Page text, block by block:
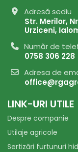
Adresă sediu
Str. Merilor,
Urziceni,
Număr de
0758 306 228
Adresa de
LINK-URI UTILE
Despre companie
Utilaje agricole
Sertizări furtunuri